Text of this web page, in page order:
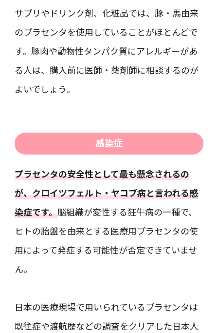
サプリやドリンク剤、化粧品では、豚・馬由来
のプラセンタを使用していることがほとんどで
す。豚肉や動物性タンパク質にアレルギーがあ
る人は、購入前に医師・薬剤師に相談するのが
よいでしょう。
感染症
プラセンタの安全性として最も懸念されるの
が、クロイツフェルト・ヤコブ病と言われる感
染症です。脳組織が変性する狂牛病の一種で、
ヒトの胎盤を由来とする医療用プラセンタの使
用によって発症する可能性が否定できていませ
ん。
日本の医療現場で用いられているプラセンタは
既往症や渡航歴などの調査をクリアした日本人